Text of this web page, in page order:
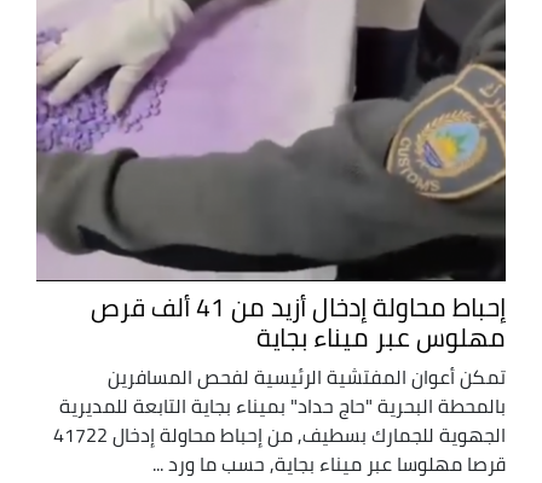
إحباط محاولة إدخال أزيد من 41 ألف قرص
مهلوس عبر ميناء بجاية
تمكن أعوان المفتشية الرئيسية لفحص المسافرين
بالمحطة البحرية "حاج حداد" بميناء بجاية التابعة للمديرية
الجهوية للجمارك بسطيف, من إحباط محاولة إدخال 41722
قرصا مهلوسا عبر ميناء بجاية, حسب ما ورد ...